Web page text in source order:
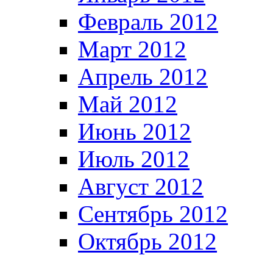
Февраль 2012
Март 2012
Апрель 2012
Май 2012
Июнь 2012
Июль 2012
Август 2012
Сентябрь 2012
Октябрь 2012